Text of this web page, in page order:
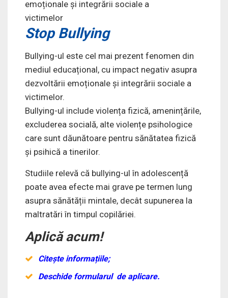
Stop Bullying
Bullying-ul este cel mai prezent fenomen din
mediul educațional, cu impact negativ asupra
dezvoltării emoționale și integrării sociale a
victimelor.
Bullying-ul include violența fizică, amenințările,
excluderea socială, alte violențe psihologice
care sunt dăunătoare pentru sănătatea fizică
și psihică a tinerilor.
Studiile relevă că bullying-ul în adolescență
poate avea efecte mai grave pe termen lung
asupra sănătății mintale, decât supunerea la
maltratări în timpul copilăriei.
Aplică acum!
Citește informațiile;
Deschide formularul de aplicare.